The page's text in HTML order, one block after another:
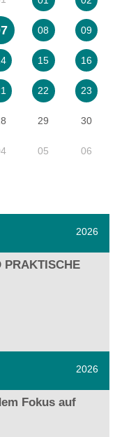
08 09
15 16
22 23
29 30
05 06
2026
PRAKTISCHE
2026
Fokus auf